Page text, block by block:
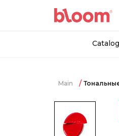
Catalog
Main